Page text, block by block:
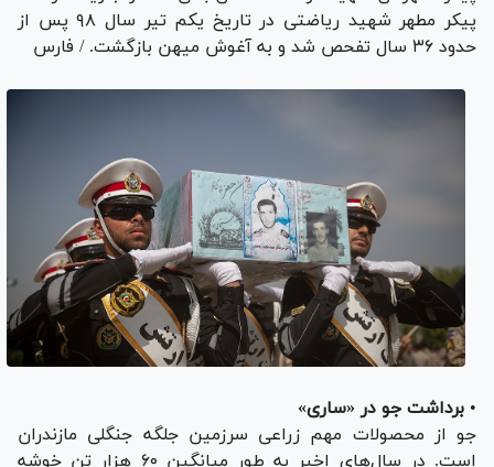
پیکر مطهر شهید ریاضتی در تاریخ یکم تیر سال ۹۸ پس از
حدود ۳۶ سال تفحص شد و به آغوش میهن بازگشت. / فارس
•برداشت جو در «ساری»
جو از محصولات مهم زراعی سرزمین جلگه جنگلی مازندران
است. در سال‌های اخیر به طور میانگین ۶۰ هزار تن خوشه